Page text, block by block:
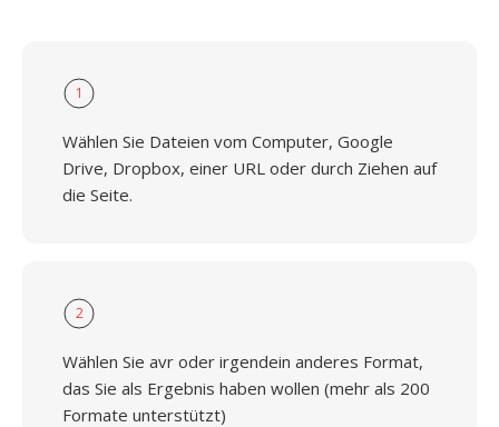
1
Wählen Sie Dateien vom Computer, Google
Drive, Dropbox, einer URL oder durch Ziehen auf
die Seite.
2
Wählen Sie avr oder irgendein anderes Format,
das Sie als Ergebnis haben wollen (mehr als 200
Formate unterstützt)